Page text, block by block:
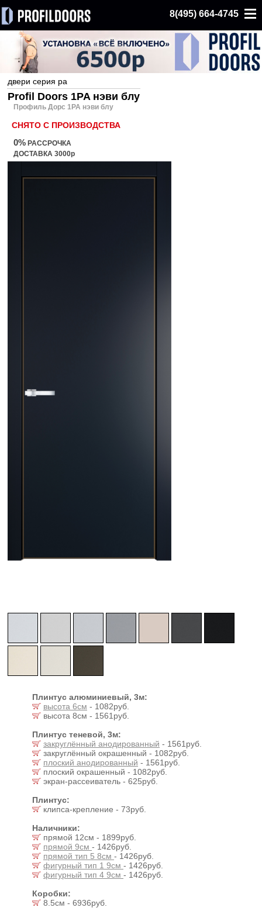
8(495) 664-4745
двери серия pa
Profil Doors 1PA нэви блу
Профиль Дорс 1PA нэви блу
СНЯТО С ПРОИЗВОДСТВА
0% РАССРОЧКА
ДОСТАВКА 3000р
Плинтус алюминиевый, 3м:
высота 6см - 1082руб.
высота 8см - 1561руб.
Плинтус теневой, 3м:
закруглённый анодированный - 1561руб.
закруглённый окрашенный - 1082руб.
плоский анодированный - 1561руб.
плоский окрашенный - 1082руб.
экран-рассеиватель - 625руб.
Плинтус:
клипса-крепление - 73руб.
Наличники:
прямой 12см - 1899руб.
прямой 9см - 1426руб.
прямой тип 5 8см - 1426руб.
фигурный тип 1 9см - 1426руб.
фигурный тип 4 9см - 1426руб.
Коробки:
8.5см - 6936руб.